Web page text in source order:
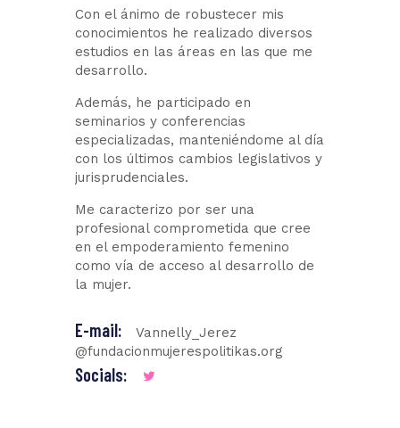
Con el ánimo de robustecer mis
conocimientos he realizado diversos
estudios en las áreas en las que me
desarrollo.
Además, he participado en
seminarios y conferencias
especializadas, manteniéndome al día
con los últimos cambios legislativos y
jurisprudenciales.
Me caracterizo por ser una
profesional comprometida que cree
en el empoderamiento femenino
como vía de acceso al desarrollo de
la mujer.
E-mail:
Vannelly_Jerez
@fundacionmujerespolitikas.org
Socials: